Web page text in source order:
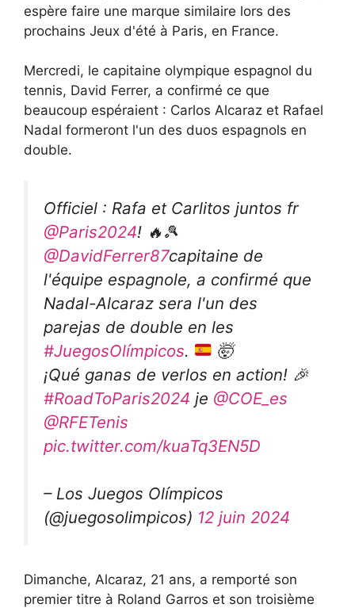
espère faire une marque similaire lors des
prochains Jeux d'été à Paris, en France.
Mercredi, le capitaine olympique espagnol du
tennis, David Ferrer, a confirmé ce que
beaucoup espéraient : Carlos Alcaraz et Rafael
Nadal formeront l'un des duos espagnols en
double.
Officiel : Rafa et Carlitos juntos fr
@Paris2024! 🔥🎾
@DavidFerrer87capitaine de
l'équipe espagnole, a confirmé que
Nadal-Alcaraz sera l'un des
parejas de double en les
#JuegosOlímpicos.
🤯
¡Qué ganas de verlos en action! 🎉
#RoadToParis2024 je @COE_es
@RFETenis
pic.twitter.com/kuaTq3EN5D
– Los Juegos Olímpicos
(@juegosolimpicos) 12 juin 2024
Dimanche, Alcaraz, 21 ans, a remporté son
premier titre à Roland Garros et son troisième